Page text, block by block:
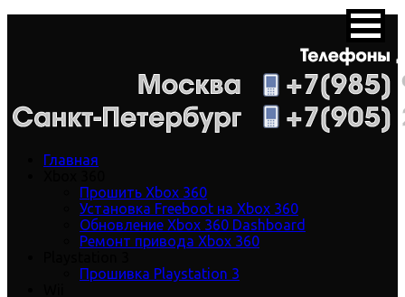
Главная
Прошить Xbox 360
Установка Freeboot на Xbox 360
Обновление Xbox 360 Dashboard
Ремонт привода Xbox 360
Прошивка Playstation 3